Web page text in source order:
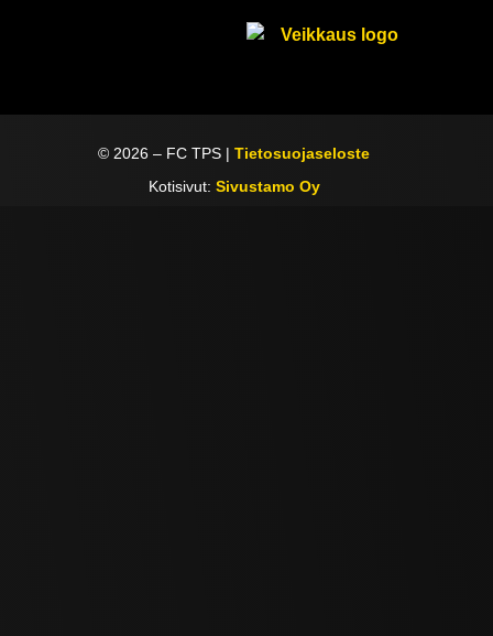
© 2026 – FC TPS |Tietosuojaseloste
Kotisivut: Sivustamo Oy